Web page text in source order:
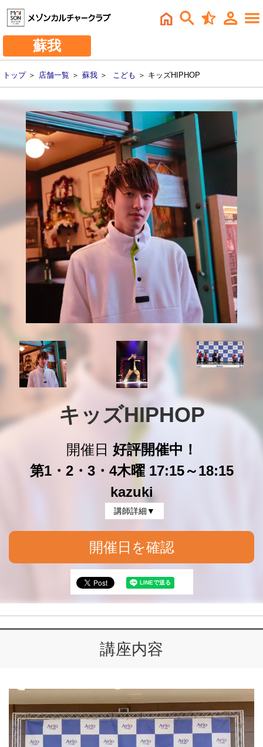
蘇我
トップ＞ 店舗一覧 ＞ 蘇我 ＞ こども ＞ キッズHIPHOP
キッズHIPHOP
開催日 好評開催中！
第1・2・3・4木曜 17:15～18:15
kazuki
講師詳細▼
開催日を確認
講座内容